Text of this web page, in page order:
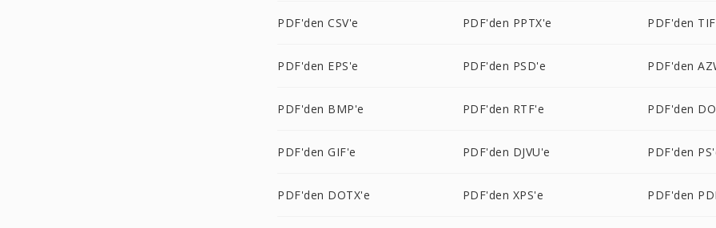
PDF'den CSV'e PDF'den PPTX'e PDF'den
PDF'den EPS'e PDF'den PSD'e PDF'den
PDF'den BMP'e PDF'den RTF'e PDF'den
PDF'den GIF'e PDF'den DJVU'e PDF'den
PDF'den DOTX'e PDF'den XPS'e PDF'den